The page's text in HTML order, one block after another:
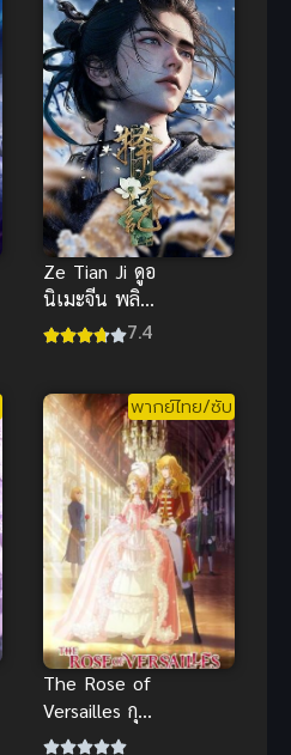
Ze Tian Ji ดูอ
นิเมะจีน พลิก
ขอบฟ้า ท้า
สนุก
7.4
พากย์ไทย/ซับ
The Rose of
Versailles กุ
หลาบแวร์